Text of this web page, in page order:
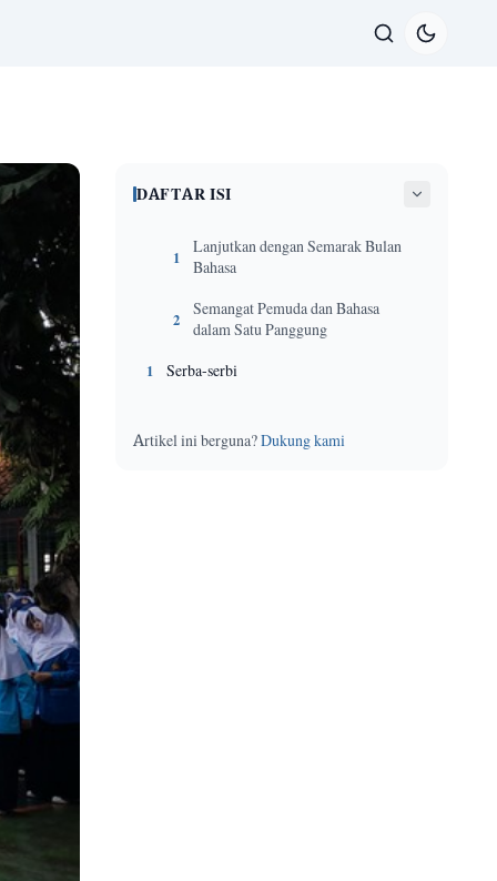
DAFTAR ISI
1
Lanjutkan dengan Semarak Bulan
Bahasa
2
Semangat Pemuda dan Bahasa
dalam Satu Panggung
1 Serba-serbi
Artikel ini berguna?Dukung kami